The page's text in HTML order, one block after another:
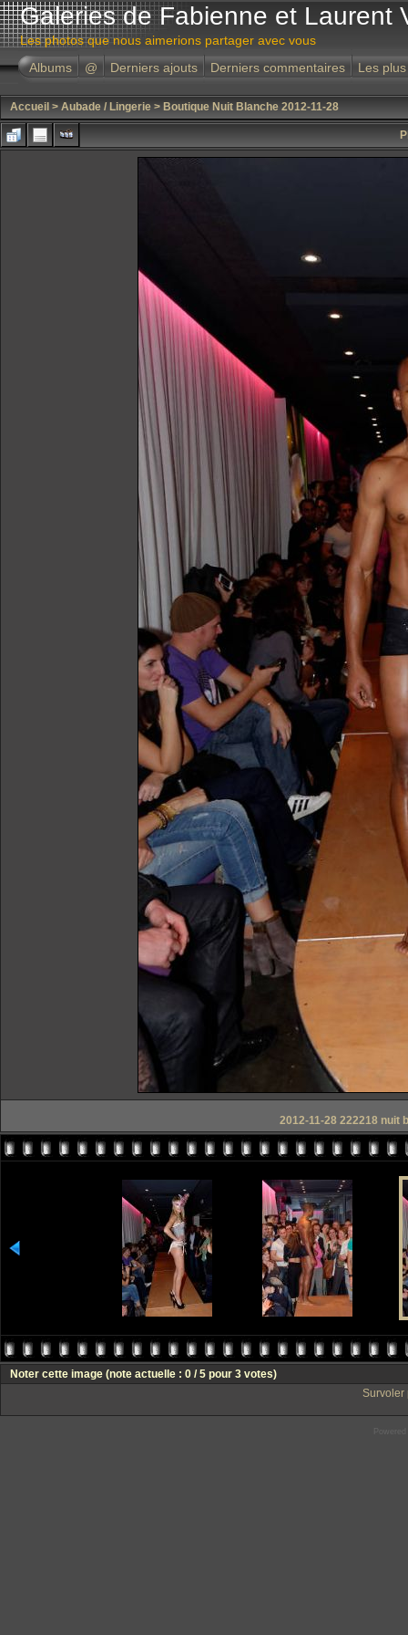
Galeries de Fabienne et Laurent
Les photos que nous aimerions partager avec vous
Albums
@ Derniers ajouts Derniers commentaires Les
Accueil > Aubade / Lingerie > Boutique Nuit Blanche 2012-11-28
2012-11-28 222218 nuit
Noter cette image (note actuelle : 0 / 5 pour 3 votes)
Survoler